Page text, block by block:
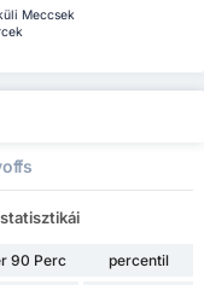
Meccsek
90 Perc
percentil